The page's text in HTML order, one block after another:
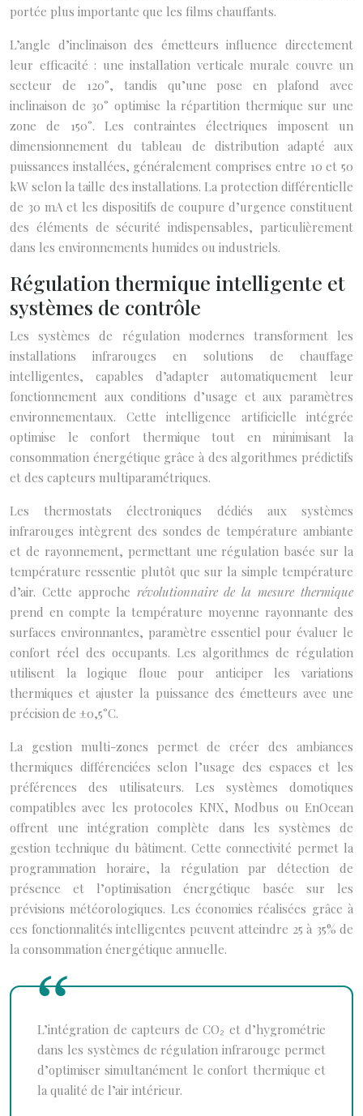
portée plus importante que les films chauffants.
L’angle d’inclinaison des émetteurs influence directement
leur efficacité : une installation verticale murale couvre un
secteur de 120°, tandis qu’une pose en plafond avec
inclinaison de 30° optimise la répartition thermique sur une
zone de 150°. Les contraintes électriques imposent un
dimensionnement du tableau de distribution adapté aux
puissances installées, généralement comprises entre 10 et 50
kW selon la taille des installations. La protection différentielle
de 30 mA et les dispositifs de coupure d’urgence constituent
des éléments de sécurité indispensables, particulièrement
dans les environnements humides ou industriels.
Régulation thermique intelligente et
systèmes de contrôle
Les systèmes de régulation modernes transforment les
installations infrarouges en solutions de chauffage
intelligentes, capables d’adapter automatiquement leur
fonctionnement aux conditions d’usage et aux paramètres
environnementaux. Cette intelligence artificielle intégrée
optimise le confort thermique tout en minimisant la
consommation énergétique grâce à des algorithmes prédictifs
et des capteurs multiparamétriques.
Les thermostats électroniques dédiés aux systèmes
infrarouges intègrent des sondes de température ambiante
et de rayonnement, permettant une régulation basée sur la
température ressentie plutôt que sur la simple température
d’air. Cette approche révolutionnaire de la mesure thermique
prend en compte la température moyenne rayonnante des
surfaces environnantes, paramètre essentiel pour évaluer le
confort réel des occupants. Les algorithmes de régulation
utilisent la logique floue pour anticiper les variations
thermiques et ajuster la puissance des émetteurs avec une
précision de ±0,5°C.
La gestion multi-zones permet de créer des ambiances
thermiques différenciées selon l’usage des espaces et les
préférences des utilisateurs. Les systèmes domotiques
compatibles avec les protocoles KNX, Modbus ou EnOcean
offrent une intégration complète dans les systèmes de
gestion technique du bâtiment. Cette connectivité permet la
programmation horaire, la régulation par détection de
présence et l’optimisation énergétique basée sur les
prévisions météorologiques. Les économies réalisées grâce à
ces fonctionnalités intelligentes peuvent atteindre 25 à 35% de
la consommation énergétique annuelle.
L’intégration de capteurs de CO₂ et d’hygrométrie
dans les systèmes de régulation infrarouge permet
d’optimiser simultanément le confort thermique et
la qualité de l’air intérieur.